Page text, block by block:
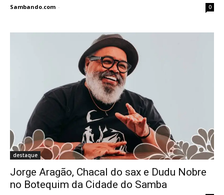
Sambando.com - 0
destaque
Jorge Aragão, Chacal do sax e Dudu Nobre
no Botequim da Cidade do Samba